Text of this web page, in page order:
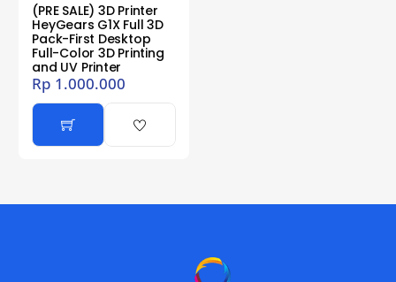
(PRE SALE) 3D Printer
HeyGears G1X Full 3D
Pack-First Desktop
Full-Color 3D Printing
and UV Printer
Rp 1.000.000